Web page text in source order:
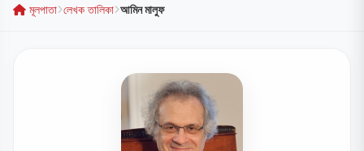
মূলপাতা লেখক তালিকা আমিন মালুফ